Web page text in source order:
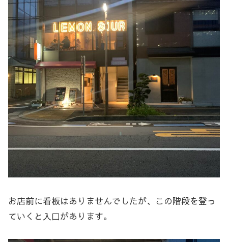
お店前に看板はありませんでしたが、この階段を登っ
ていくと入口があります。